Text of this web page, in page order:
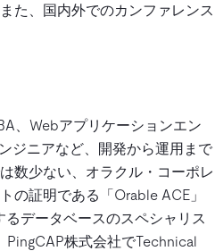
た、国内外でのカンファレンス
、Webアプリケーションエン
ジニアなど、開発から運用まで
数少ない、オラクル・コーポレ
の証明である「Orable ACE」
データベースのスペシャリス
PingCAP株式会社でTechnical